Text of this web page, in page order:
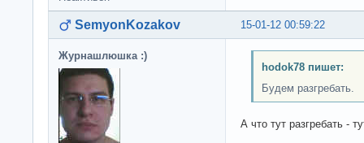
15-01-12 00:59:22
SemyonKozakov
Журнашлюшка :)
hodok78 пишет:
Будем разгребать.
А что тут разгребать -